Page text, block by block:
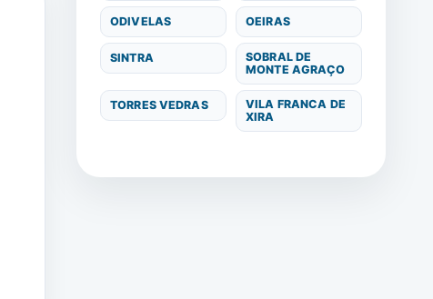
ODIVELAS OEIRAS
SINTRA
SOBRAL DE
MONTE AGRAÇO
TORRES VEDRAS
VILA FRANCA DE
XIRA